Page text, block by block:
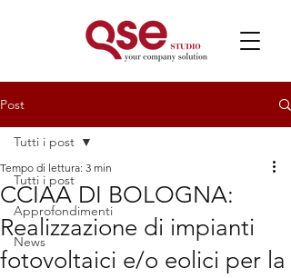
Post
Tutti i post
Approfondimenti
News
Tutti i post
CCIAA DI BOLOGNA:
Realizzazione di impianti
fotovoltaici e/o eolici per la
Tempo di lettura: 3 min